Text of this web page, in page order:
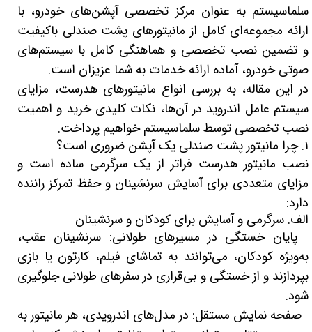
سلماسیستم به عنوان مرکز تخصصی آپشن‌های خودرو، با
ارائه مجموعه‌ای کامل از مانیتورهای پشت صندلی باکیفیت
و تضمین نصب تخصصی و هماهنگی کامل با سیستم‌های
صوتی خودرو، آماده ارائه خدمات به شما عزیزان است.
در این مقاله، به بررسی انواع مانیتورهای هدرست، مزایای
سیستم عامل اندروید در آن‌ها، نکات کلیدی خرید و اهمیت
نصب تخصصی توسط سلماسیستم خواهیم پرداخت.
۱. چرا مانیتور پشت صندلی یک آپشن ضروری است؟
نصب مانیتور هدرست فراتر از یک سرگرمی ساده است و
مزایای متعددی برای آسایش سرنشینان و حفظ تمرکز راننده
دارد:
الف. سرگرمی و آسایش برای کودکان و سرنشینان
پایان خستگی در مسیرهای طولانی: سرنشینان عقب،
به‌ویژه کودکان، می‌توانند به تماشای فیلم، کارتون یا بازی
بپردازند و از خستگی و بی‌قراری در سفرهای طولانی جلوگیری
شود.
صفحه نمایش مستقل: در مدل‌های اندرویدی، هر مانیتور به